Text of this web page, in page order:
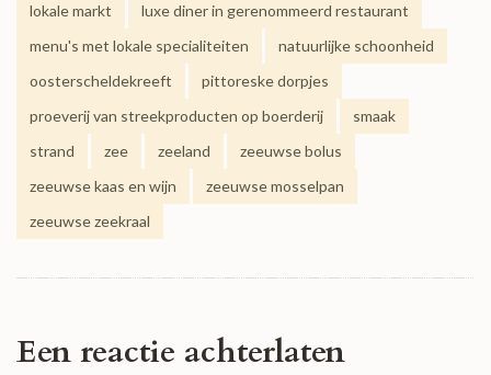
lokale markt
luxe diner in gerenommeerd restaurant
menu's met lokale specialiteiten
natuurlijke schoonheid
oosterscheldekreeft
pittoreske dorpjes
proeverij van streekproducten op boerderij
smaak
strand
zee zeeland
zeeuwse bolus
zeeuwse kaas en wijn
zeeuwse mosselpan
zeeuwse zeekraal
Een reactie achterlaten